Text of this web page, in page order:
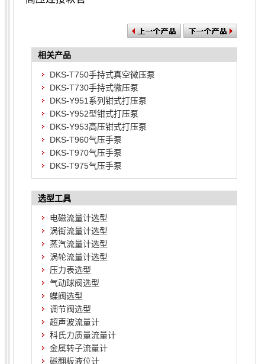
相关产品
DKS-T750手持式真空微压泵
DKS-T730手持式微压泵
DKS-Y951系列钳式打压泵
DKS-Y952型钳式打压泵
DKS-Y953高压钳式打压泵
DKS-T960气压手泵
DKS-T970气压手泵
DKS-T975气压手泵
选型工具
电磁流量计选型
涡街流量计选型
蒸汽流量计选型
涡轮流量计选型
压力表选型
气动球阀选型
蝶阀选型
调节阀选型
超声波流量计
科氏力质量流量计
金属转子流量计
磁翻板液位计